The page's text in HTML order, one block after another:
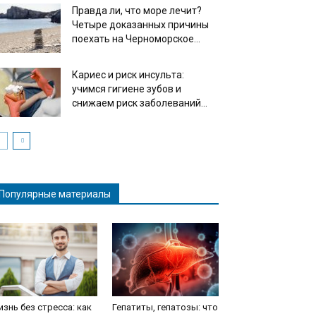
Правда ли, что море лечит?
Четыре доказанных причины
поехать на Черноморское...
Кариес и риск инсульта:
учимся гигиене зубов и
снижаем риск заболеваний...
материалы
без стресса: как
Гепатиты, гепатозы: что